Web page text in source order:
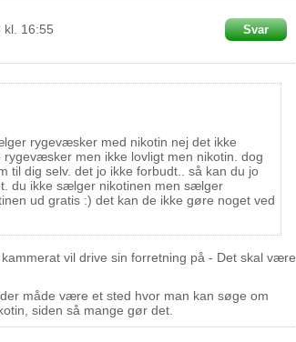
kl. 16:55 Svar
rygevæsker med nikotin nej det ikke
men ikke lovligt men nikotin. dog
til dig selv. det jo ikke forbudt.. så kan du jo
du ikke sælger nikotinen men sælger
ud gratis :) det kan de ikke gøre noget ved
vil drive sin forretning på - Det skal være
måde være et sted hvor man kan søge om
siden så mange gør det.